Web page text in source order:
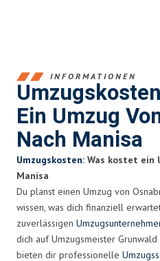
INFORMATIONEN
Ein Umzug
Nach Manisa
Umzugskosten: Was kostet ein
Manisa
Du planst einen Umzug von
wissen, was dich finanziell
zuverlässigen
dich auf Umzugsmeister
bieten dir professionelle